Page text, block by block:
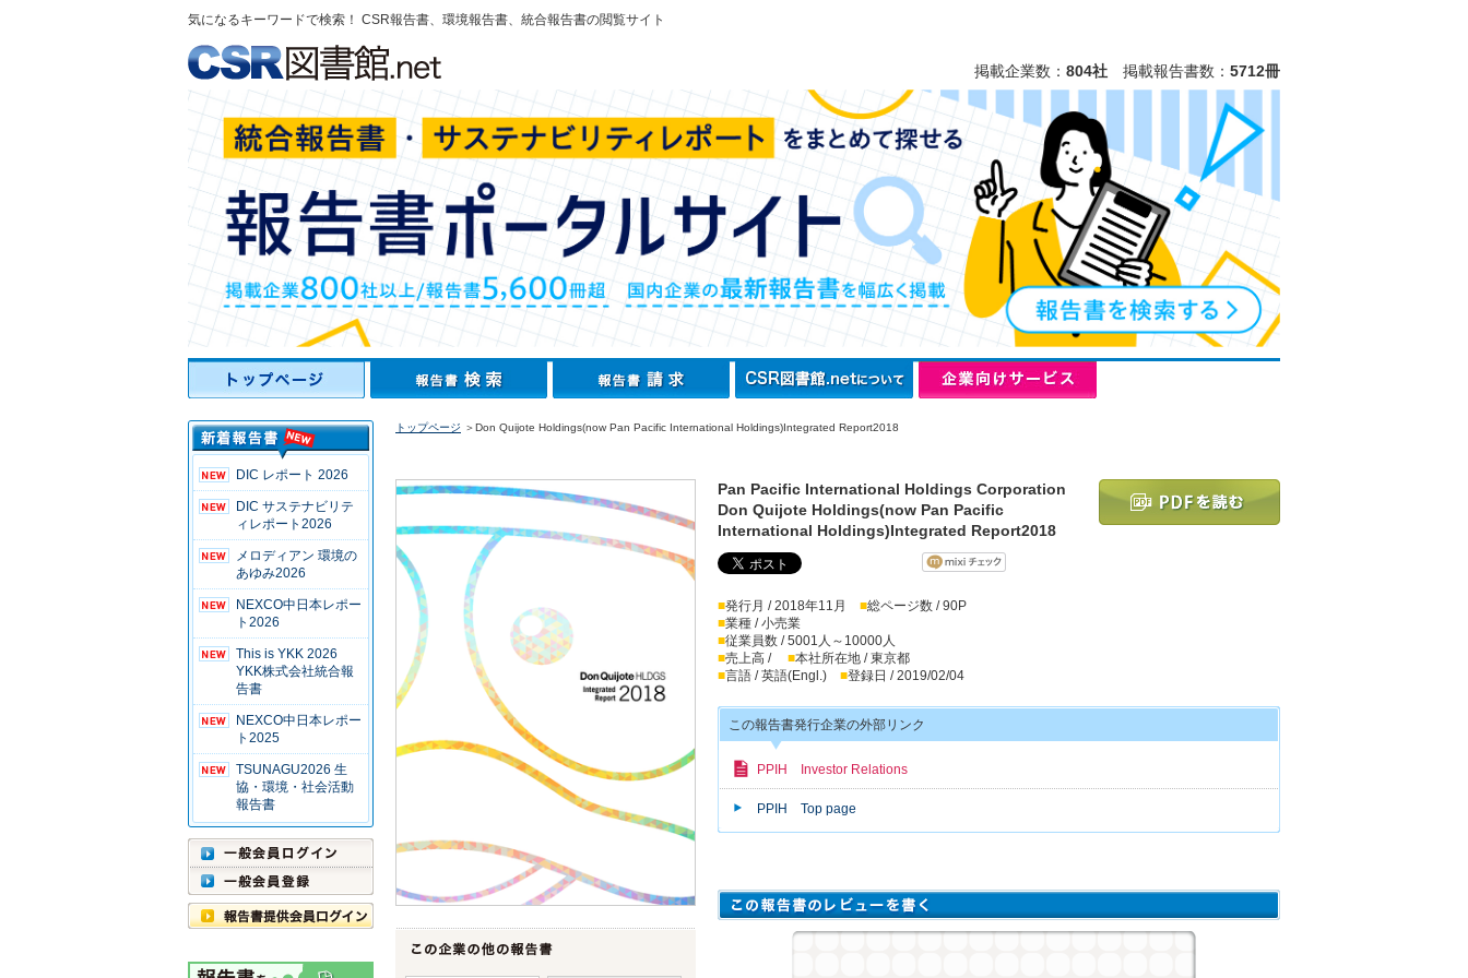
気になるキーワードで検索！ CSR報告書、環境報告書、統合報告書の閲覧サイト
掲載企業数： 804社 掲載報告書数： 5712冊
DIC レポート 2026
DIC サステナビリテ
ィレポート2026
メロディアン 環境の
あゆみ2026
NEXCO中日本レポー
ト2026
This is YKK 2026
YKK株式会社統合報
告書
NEXCO中日本レポー
ト2025
TSUNAGU2026 生
協・環境・社会活動
報告書
トップページ ＞Don Quijote Holdings(now Pan Pacific International Holdings)Integrated Report2018
Pan Pacific International Holdings Corporation
Don Quijote Holdings(now Pan Pacific
International Holdings)Integrated Report2018
■発行月 / 2018年11月 ■総ページ数 / 90P
■業種 / 小売業
■従業員数 / 5001人～10000人
■売上高 / ■本社所在地 / 東京都
■言語 / 英語(Engl.) ■登録日 / 2019/02/04
この報告書発行企業の外部リンク
PPIH Investor Relations
PPIH Top page